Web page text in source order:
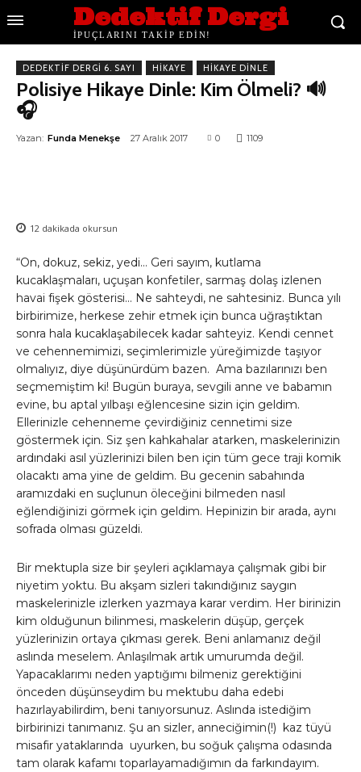
Dedektif Dergi
İPUÇLARINI TAKİP EDİN!
DEDEKTIF DERGI 6. SAYI HIKAYE HIKAYE DINLE
Polisiye Hikaye Dinle: Kim Ölmeli? 🔊
🎧
Yazan: Funda Menekşe 27 Aralık 2017 0 1109
12 dakikada okursun
“On, dokuz, sekiz, yedi… Geri sayım, kutlama
kucaklaşmaları, uçuşan konfetiler, sarmaş dolaş izlenen
havai fişek gösterisi… Ne sahteydi, ne sahtesiniz. Bunca yılı
birbirimize, herkese zehir etmek için bunca uğraştıktan
sonra hala kucaklaşabilecek kadar sahteyiz. Kendi cennet
ve cehennemimizi, seçimlerimizle yüreğimizde taşıyor
olmalıyız, diye düşünürdüm bazen. Ama bazılarınızı ben
seçmemiştim ki! Bugün buraya, sevgili anne ve babamın
evine, bu aptal yılbaşı eğlencesine sizin için geldim.
Ellerinizle cehenneme çevirdiğiniz cennetimi size
göstermek için. Siz şen kahkahalar atarken, maskelerinizin
ardındaki asıl yüzlerinizi bilen ben için tüm gece traji komik
olacaktı ama yine de geldim. Bu gecenin sabahında
aramızdaki en suçlunun öleceğini bilmeden nasıl
eğlendiğinizi görmek için geldim. Hepinizin bir arada, aynı
sofrada olması güzeldi.
Bir mektupla size bir şeyleri açıklamaya çalışmak gibi bir
niyetim yoktu. Bu akşam sizleri takındığınız saygın
maskelerinizle izlerken yazmaya karar verdim. Her birinizin
kim olduğunun bilinmesi, maskelerin düşüp, gerçek
yüzlerinizin ortaya çıkması gerek. Beni anlamanız değil
aslında meselem. Anlaşılmak artık umurumda değil.
Yapacaklarımı neden yaptığımı bilmeniz gerektiğini
önceden düşünseydim bu mektubu daha edebi
hazırlayabilirdim, beni tanıyorsunuz. Aslında istediğim
birbirinizi tanımanız. Şu an sizler, anneciğimin(!) kaz tüyü
misafir yataklarında uyurken, bu soğuk çalışma odasında
tam olarak kafamı toparlayamadığımın da farkındayım.